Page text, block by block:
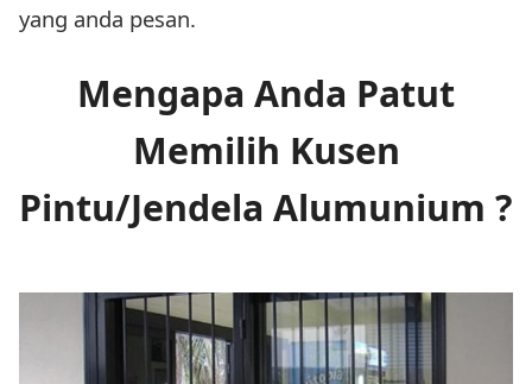
yang anda pesan.
Mengapa Anda Patut
Memilih Kusen
Pintu/Jendela Alumunium ?